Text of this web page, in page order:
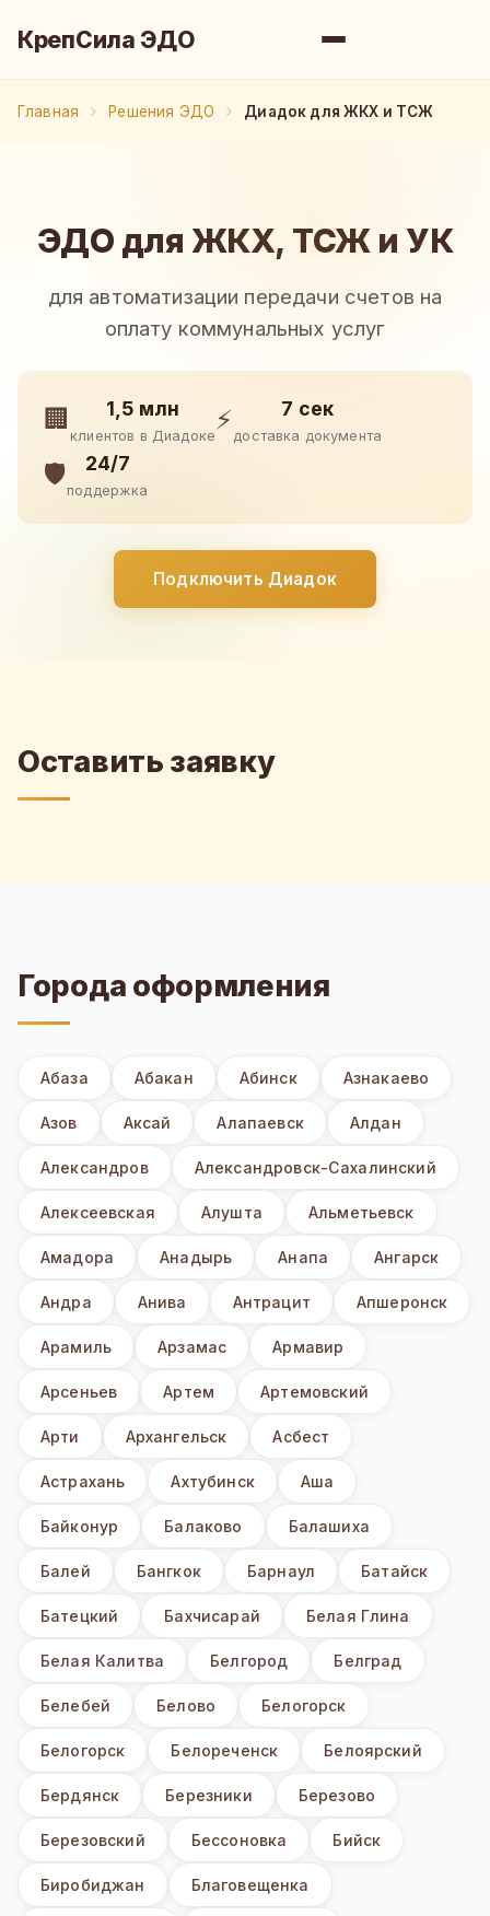
КрепСила ЭДО
Главная Решения ЭДО Диадок для ЖКХ и ТСЖ
ЭДО для ЖКХ, ТСЖ и УК
для автоматизации передачи счетов на
оплату коммунальных услуг
🏢 1,5 млн
клиентов в Диадоке
⚡ 7 сек
доставка документа
🛡️ 24/7
поддержка
Подключить Диадок
Оставить заявку
Города оформления
Абаза Абакан Абинск Азнакаево
Азов Аксай Алапаевск Алдан
Александров Александровск-Сахалинский
Алексеевская Алушта Альметьевск
Амадора Анадырь Анапа Ангарск
Андра Анива Антрацит Апшеронск
Арамиль Арзамас Армавир
Арсеньев Артем Артемовский
Арти Архангельск Асбест
Астрахань Ахтубинск Аша
Байконур Балаково Балашиха
Балей Бангкок Барнаул Батайск
Батецкий Бахчисарай Белая Глина
Белая Калитва Белгород Белград
Белебей Белово Белогорск
Белогорск Белореченск Белоярский
Бердянск Березники Березово
Березовский Бессоновка Бийск
Биробиджан Благовещенка